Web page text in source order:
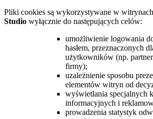
Pliki cookies są wykorzystywane w
Studio wyłącznie do następujących celów:
umożliwienie logowania
hasłem, przeznaczonych
użytkowników (np.
firmy);
uzależnienie sposobu
elementów witryn od
wyświetlania specjalnych
informacyjnych i
prowadzenia statystyk